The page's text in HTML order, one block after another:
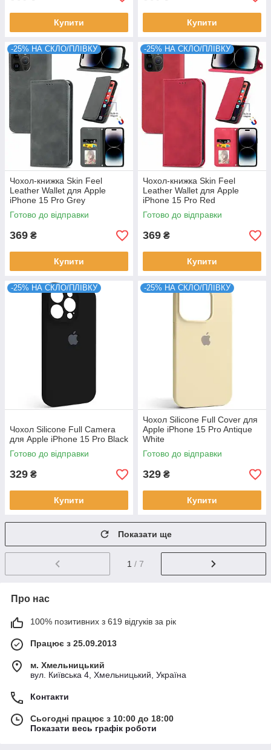
Купити Купити
-25% НА СКЛО/ПЛІВКУ
Чохол-книжка Skin Feel
Leather Wallet для Apple
iPhone 15 Pro Grey
Готово до відправки
369 ₴
Купити
-25% НА СКЛО/ПЛІВКУ
Чохол-книжка Skin Feel
Leather Wallet для Apple
iPhone 15 Pro Red
Готово до відправки
369 ₴
Купити
-25% НА СКЛО/ПЛІВКУ
Чохол Silicone Full Camera
для Apple iPhone 15 Pro Black
Готово до відправки
329 ₴
Купити
-25% НА СКЛО/ПЛІВКУ
Чохол Silicone Full Cover для
Apple iPhone 15 Pro Antique
White
Готово до відправки
329 ₴
Купити
Показати ще
1 / 7
Про нас
100% позитивних з 619 відгуків за рік
Працює з 25.09.2013
м. Хмельницький
вул. Київська 4, Хмельницький, Україна
Контакти
Сьогодні працює з 10:00 до 18:00
Показати весь графік роботи